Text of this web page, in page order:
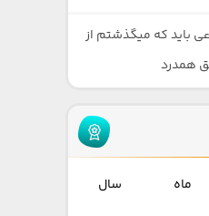
باید که میگذشتم از
همدرد
ماه سال